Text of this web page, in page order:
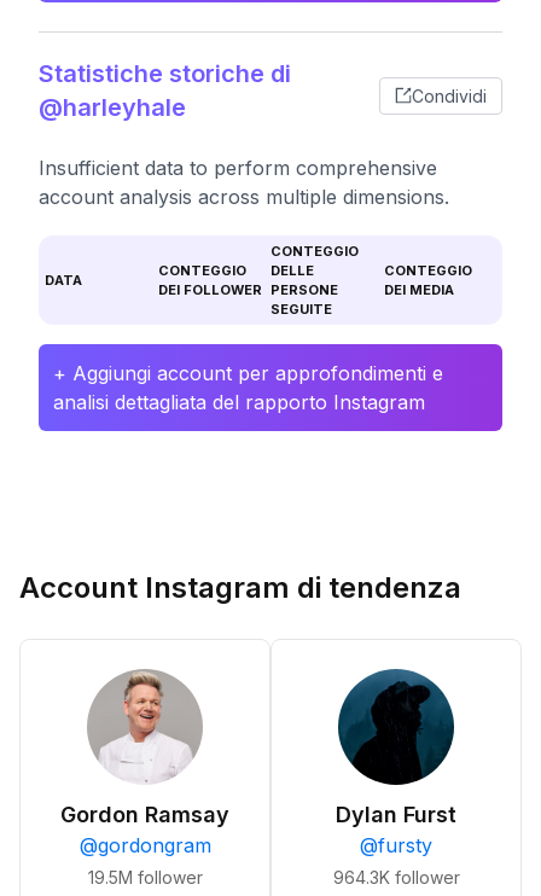
Statistiche storiche di
@harleyhale
Condividi
Insufficient data to perform comprehensive
account analysis across multiple dimensions.
DATA
CONTEGGIO
DEI FOLLOWER
CONTEGGIO
DELLE
PERSONE
SEGUITE
CONTEGGIO
DEI MEDIA
+ Aggiungi account per approfondimenti e
analisi dettagliata del rapporto Instagram
Account Instagram di tendenza
Gordon Ramsay
@gordongram
19.5M follower
Dylan Furst
@fursty
964.3K follower